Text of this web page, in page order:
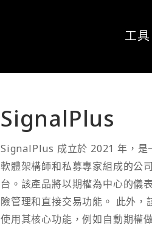
工具
SignalPlus
SignalPlus 成立於 2021 年，是
軟體架構師和私募專家組成的公
台。該產品將以期權為中心的儀
險管理和直接交易功能。 此外
使用其核心功能，例如自動期權